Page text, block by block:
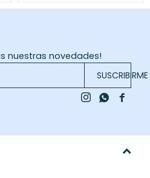
nuestras novedades!
SUSCRIBIRME

 